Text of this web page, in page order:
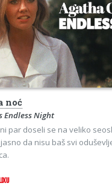
noć
Endless Night
par doseli se na veliko
da nisu baš svi